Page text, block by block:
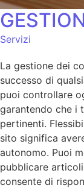
Servizi
La gestione dei
successo di
puoi controllare
garantendo che i
pertinenti.
sito significa
autonomo. Puoi
pubblicare
consente di